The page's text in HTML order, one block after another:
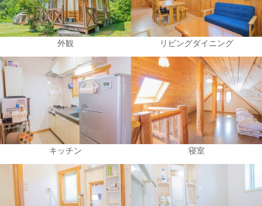
外観 リビングダイニング
キッチン 寝室